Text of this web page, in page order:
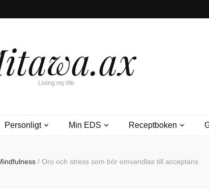
Living my life
Personligt Min EDS Receptboken
/ Oro och stress som bör omvandlas till acceptans